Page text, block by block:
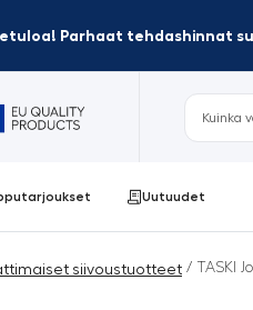
Parhaat tehdashinnat
Uutuudet
siivoustuotteet / TASKI